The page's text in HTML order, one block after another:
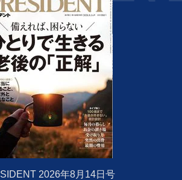
2026年8月14日号